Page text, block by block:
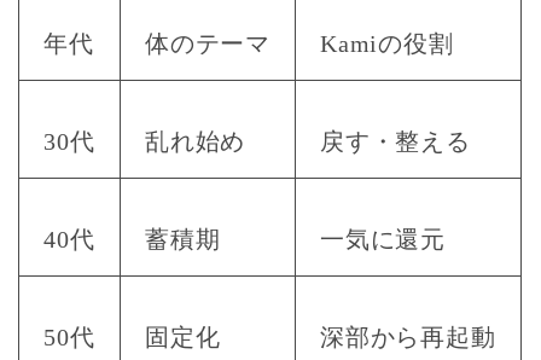
年代 体のテーマ Kamiの役割
30代 乱れ始め 戻す・整える
40代 蓄積期 一気に還元
50代 固定化 深部から再起動